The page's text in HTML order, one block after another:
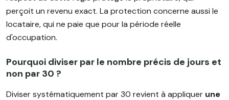
perçoit un revenu exact. La protection concerne aussi le
locataire, qui ne paie que pour la période réelle
d'occupation.
Pourquoi diviser par le nombre précis de jours et
non par 30 ?
Diviser systématiquement par 30 revient à appliquer une